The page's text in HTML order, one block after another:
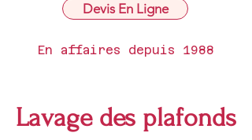
Devis En Ligne
En affaires depuis 1988
Lavage des plafonds